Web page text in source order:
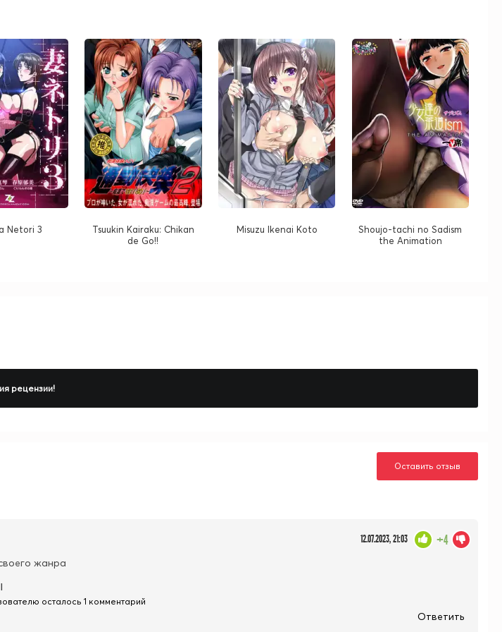
Netori 3
Tsuukin Kairaku: Chikan
de Go!!
Misuzu Ikenai Koto
Shoujo-tachi no Sadism
the Animation
рецензии!
Оставить отзыв
12.07.2023, 21:03
жанра
+4
осталось 1 комментарий
Ответить